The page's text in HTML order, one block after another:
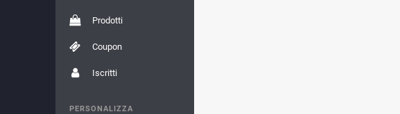
Prodotti
Coupon
Iscritti
PERSONALIZZA